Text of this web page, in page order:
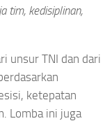
tim, kedisiplinan,
unsur TNI dan dari
ketepatan
Lomba ini juga